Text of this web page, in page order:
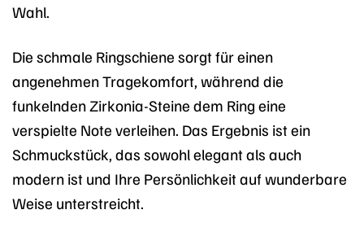
Wahl.
Die schmale Ringschiene sorgt für einen
angenehmen Tragekomfort, während die
funkelnden Zirkonia-Steine dem Ring eine
verspielte Note verleihen. Das Ergebnis ist ein
Schmuckstück, das sowohl elegant als auch
modern ist und Ihre Persönlichkeit auf wunderbare
Weise unterstreicht.